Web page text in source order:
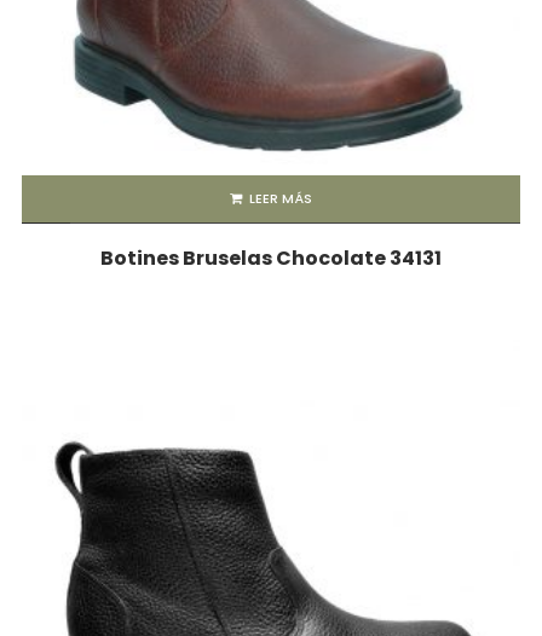
LEER MÁS
Botines Bruselas Chocolate 34131